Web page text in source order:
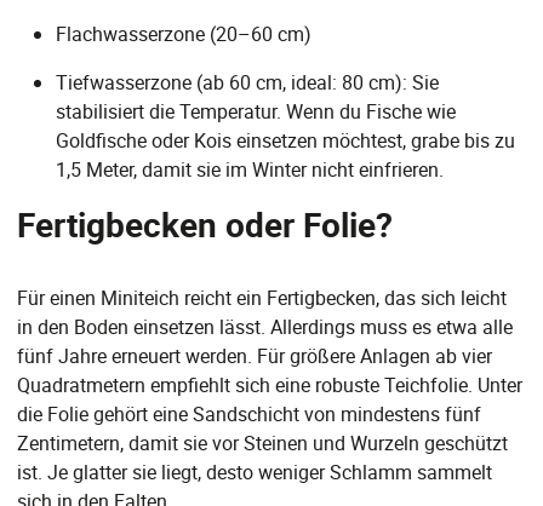
Flachwasserzone (20–60 cm)
Tiefwasserzone (ab 60 cm, ideal: 80 cm): Sie
stabilisiert die Temperatur. Wenn du Fische wie
Goldfische oder Kois einsetzen möchtest, grabe bis zu
1,5 Meter, damit sie im Winter nicht einfrieren.
Fertigbecken oder Folie?
Für einen Miniteich reicht ein Fertigbecken, das sich leicht
in den Boden einsetzen lässt. Allerdings muss es etwa alle
fünf Jahre erneuert werden. Für größere Anlagen ab vier
Quadratmetern empfiehlt sich eine robuste Teichfolie. Unter
die Folie gehört eine Sandschicht von mindestens fünf
Zentimetern, damit sie vor Steinen und Wurzeln geschützt
ist. Je glatter sie liegt, desto weniger Schlamm sammelt